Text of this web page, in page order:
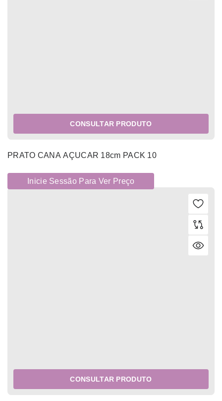
CONSULTAR PRODUTO
PRATO CANA AÇUCAR 18cm PACK 10
Inicie Sessão Para Ver Preço
CONSULTAR PRODUTO